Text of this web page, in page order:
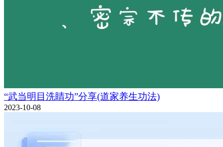
“武当明目洗睛功”分享(道家养生功法)
2023-10-08